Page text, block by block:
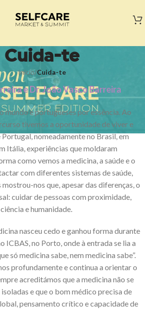
Cuida-te
Início/Cuida-te
e Dr. João Vasco Barreira
mundo e portugueses por essência. Ao
tivemos a oportunidade de viver e
nomeadamente no Brasil, em
Itália, experiências que moldaram
como vemos a medicina, a saúde e o
com diferentes sistemas de saúde,
nos que, apesar das diferenças, o
cuidar de pessoas com proximidade,
ciência e humanidade.
nasceu cedo e ganhou forma durante
ICBAS, no Porto, onde à entrada se lia a
só medicina sabe, nem medicina sabe”.
profundamente e continua a orientar o
acreditámos que a medicina não se
e que o bom médico precisa de
pensamento crítico e capacidade de